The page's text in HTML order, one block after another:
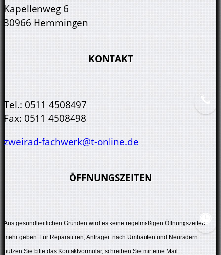
Kapellenweg 6
30966 Hemmingen
KONTAKT
Tel.: 0511 4508497
Fax: 0511 4508498
zweirad-fachwerk@t-online.de
ÖFFNUNGSZEITEN
Aus gesundheitlichen Gründen wird es keine regelmäßigen Öffnungszeiten
mehr geben. Für Reparaturen, Anfragen nach Umbauten und Neurädern
nutzen Sie bitte das Kontaktvormular, schreiben Sie mir eine Mail.